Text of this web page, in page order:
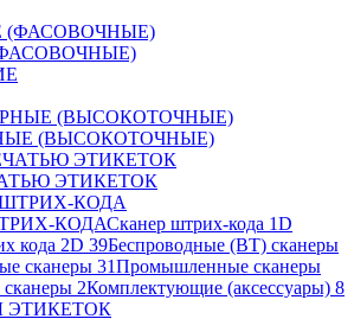
(ВЫСОКОТОЧНЫЕ)
ЭТИКЕТОК
КОДАСканер штрих-кода 1D
кода 2D 39Беспроводные (BT) сканеры
сканеры 31Промышленные сканеры
2Комплектующие (аксессуары) 8